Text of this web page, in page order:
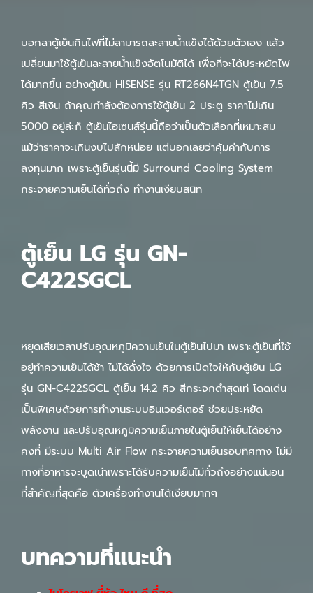
บอกลาตู้เย็นกินไฟที่ไม่สามารถละลายน้ำแข็งได้ด้วยตัวเอง แล้ว
เปลี่ยนมาใช้ตู้เย็นละลายน้ำแข็งอัตโนมัติได้ เพื่อที่จะได้ประหยัดไฟ
ได้มากขึ้น อย่างตู้เย็น HISENSE รุ่น RT266N4TGN ตู้เย็น 7.5
คิว สีเงิน ถ้าคุณกำลังต้องการใช้ตู้เย็น 2 ประตู ราคาไม่เกิน
5000 อยู่ล่ะก็ ตู้เย็นไฮเซนส์รุ่นนี้ถือว่าเป็นตัวเลือกที่เหมาะสม
แม้ว่าราคาจะเกินงบไปสักหน่อย แต่บอกเลยว่าคุ้มค่ากับการ
ลงทุนมาก เพราะตู้เย็นรุ่นนี้มี Surround Cooling System
กระจายความเย็นได้ทั่วถึง ทำงานเงียบสนิท
ตู้เย็น LG รุ่น GN-
C422SGCL
หยุดเสียเวลาปรับอุณหภูมิความเย็นในตู้เย็นไปมา เพราะตู้เย็นที่ใช้
อยู่ทำความเย็นได้ช้า ไม่ได้ดั่งใจ ด้วยการเปิดใจให้กับตู้เย็น LG
รุ่น GN-C422SGCL ตู้เย็น 14.2 คิว สีกระจกดำสุดเท่ โดดเด่น
เป็นพิเศษด้วยการทำงานระบบอินเวอร์เตอร์ ช่วยประหยัด
พลังงาน และปรับอุณหภูมิความเย็นภายในตู้เย็นให้เย็นได้อย่าง
คงที่ มีระบบ Multi Air Flow กระจายความเย็นรอบทิศทาง ไม่มี
ทางที่อาหารจะบูดเน่าเพราะได้รับความเย็นไม่ทั่วถึงอย่างแน่นอน
ที่สำคัญที่สุดคือ ตัวเครื่องทำงานได้เงียบมากๆ
บทความที่แนะนำ